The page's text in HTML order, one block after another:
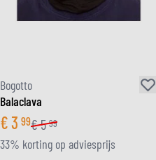
Bogotto
Balaclava
€3 99€5 99
33% korting op adviesprijs